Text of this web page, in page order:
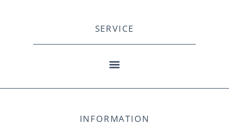
SERVICE
INFORMATION